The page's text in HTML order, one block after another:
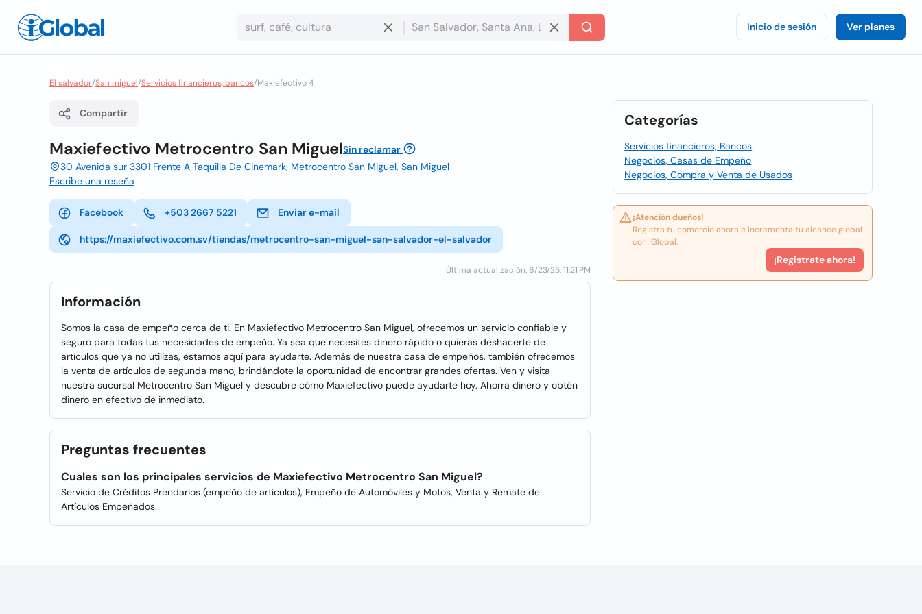
Inicio de sesión Ver planes
El salvador/San miguel/Servicios financieros, bancos/Maxiefectivo 4
Compartir
Maxiefectivo Metrocentro San MiguelSin reclamar
30 Avenida sur 3301 Frente A Taquilla De Cinemark, Metrocentro San Miguel, San Miguel
Escribe una reseña
Facebook +503 2667 5221 Enviar e-mail
https://maxiefectivo.com.sv/tiendas/metrocentro-san-miguel-san-salvador-el-salvador
Última actualización: 6/23/25, 11:21 PM
Información
Somos la casa de empeño cerca de ti. En Maxiefectivo Metrocentro San Miguel, ofrecemos un servicio confiable y
seguro para todas tus necesidades de empeño. Ya sea que necesites dinero rápido o quieras deshacerte de
artículos que ya no utilizas, estamos aquí para ayudarte. Además de nuestra casa de empeños, también ofrecemos
la venta de artículos de segunda mano, brindándote la oportunidad de encontrar grandes ofertas. Ven y visita
nuestra sucursal Metrocentro San Miguel y descubre cómo Maxiefectivo puede ayudarte hoy. Ahorra dinero y obtén
dinero en efectivo de inmediato.
Preguntas frecuentes
Cuales son los principales servicios de Maxiefectivo Metrocentro San Miguel?
Servicio de Créditos Prendarios (empeño de artículos), Empeño de Automóviles y Motos, Venta y Remate de
Artículos Empeñados.
Categorías
Servicios financieros, Bancos
Negocios, Casas de Empeño
Negocios, Compra y Venta de Usados
¡Atención dueños!
Registra tu comercio ahora e incrementa tu alcance global
con iGlobal.
¡Registrate ahora!